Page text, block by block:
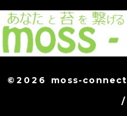
©2026 moss-connect
/